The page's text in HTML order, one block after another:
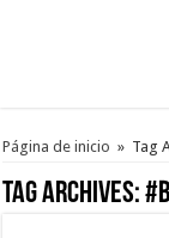
Página de inicio » Tag
Tag Archives: